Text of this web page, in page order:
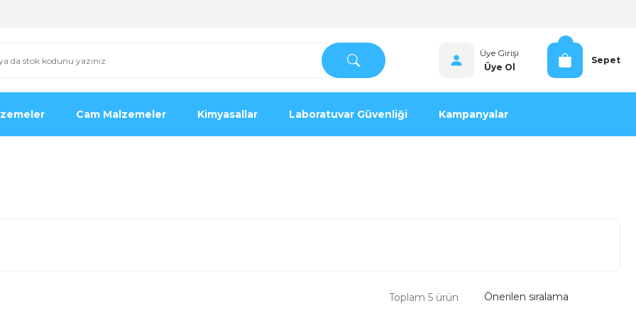
Üye Girişi
Üye Ol
Sepet
Cam Malzemeler Kimyasallar Laboratuvar Güvenliği Kampanyalar
Toplam 5 ürün